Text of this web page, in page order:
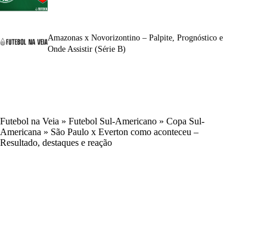
Amazonas x Novorizontino – Palpite, Prognóstico e
Onde Assistir (Série B)
Futebol na Veia » Futebol Sul-Americano » Copa Sul-
Americana » São Paulo x Everton como aconteceu –
Resultado, destaques e reação